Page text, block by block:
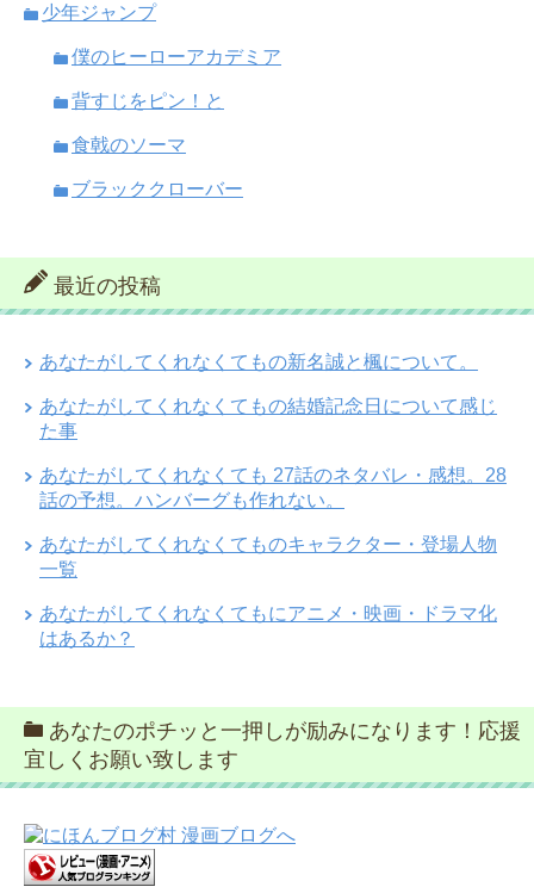
少年ジャンプ
僕のヒーローアカデミア
背すじをピン！と
食戟のソーマ
ブラッククローバー
最近の投稿
あなたがしてくれなくてもの新名誠と楓について。
あなたがしてくれなくてもの結婚記念日について感じ
た事
あなたがしてくれなくても 27話のネタバレ・感想。28
話の予想。ハンバーグも作れない。
あなたがしてくれなくてものキャラクター・登場人物
一覧
あなたがしてくれなくてもにアニメ・映画・ドラマ化
はあるか？
あなたのポチッと一押しが励みになります！応援
宜しくお願い致します